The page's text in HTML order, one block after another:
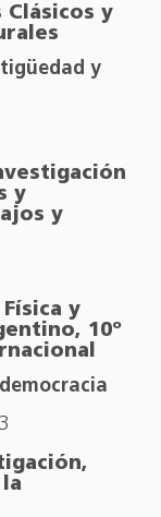
Clásicos y
y
y
y
y
10º